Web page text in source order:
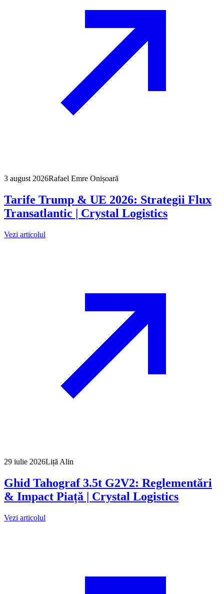
3 august 2026Rafael Emre Onișoară
Tarife Trump & UE 2026: Strategii Flux
Transatlantic | Crystal Logistics
Vezi articolul
29 iulie 2026Liță Alin
Ghid Tahograf 3.5t G2V2: Reglementări
& Impact Piață | Crystal Logistics
Vezi articolul